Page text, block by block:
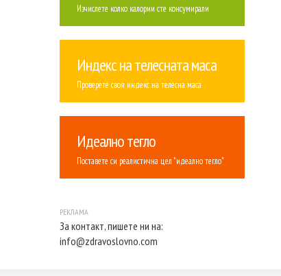
Изчислете колко калории сте консумирали
Индекс на телесната маса
Проверете своя индекс на телесна маса
Идеално тегло
Поставете си реалистична цел "идеално тегло"
За контакт, пишете ни на:
info@zdravoslovno.com